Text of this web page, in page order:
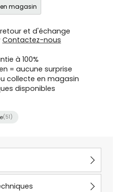
magasin
et d'échange
Contactez-nous
à 100%
= aucune surprise
collecte en magasin
disponibles
(51)